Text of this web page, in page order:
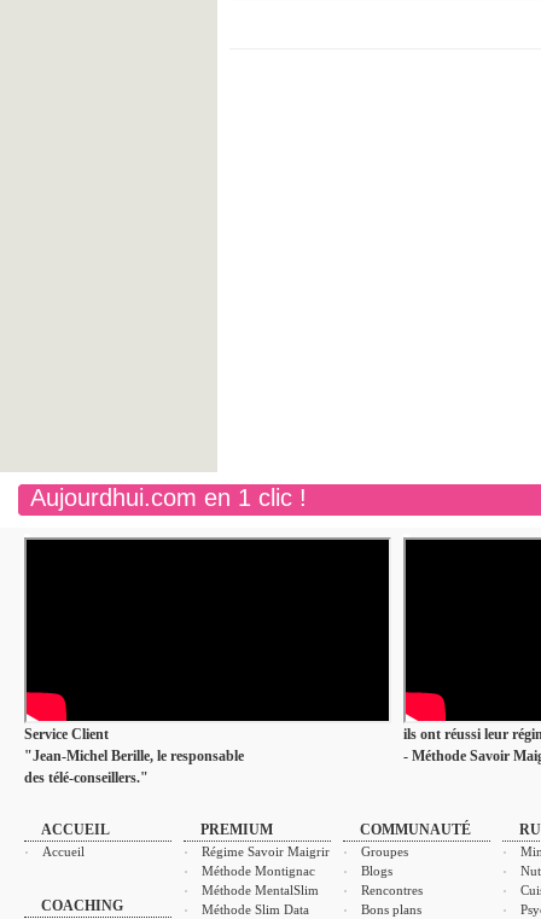
Aujourdhui.com en 1 clic !
Service Client
"Jean-Michel Berille, le responsable
des télé-conseillers."
ils ont réussi leur
- Méthode Savoir
ACCUEIL
Accueil
COACHING
PREMIUM
Régime Savoir Maigrir
Méthode Montignac
Méthode MentalSlim
Méthode Slim Data
COMMUNAUTÉ
Groupes
Blogs
Rencontres
Bons plans